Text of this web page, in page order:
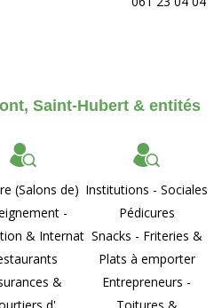
Saint-Hubert & entités
(Salons de)
-
& Internat
&
d'
Institutions - Sociales
Pédicures
Snacks - Friteries &
Plats à emporter
Entrepreneurs -
Toitures &